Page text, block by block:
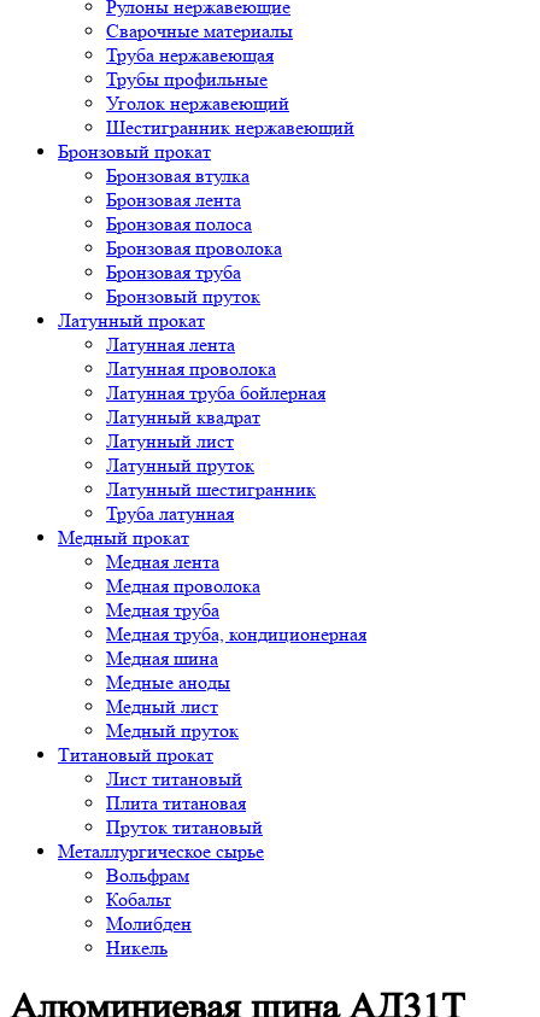
Рулоны нержавеющие
Сварочные материалы
Труба нержавеющая
Трубы профильные
Уголок нержавеющий
Шестигранник нержавеющий
Бронзовый прокат
Бронзовая втулка
Бронзовая лента
Бронзовая полоса
Бронзовая проволока
Бронзовая труба
Бронзовый пруток
Латунный прокат
Латунная лента
Латунная проволока
Латунная труба бойлерная
Латунный квадрат
Латунный лист
Латунный пруток
Латунный шестигранник
Труба латунная
Медный прокат
Медная лента
Медная проволока
Медная труба
Медная труба, кондиционерная
Медная шина
Медные аноды
Медный лист
Медный пруток
Титановый прокат
Лист титановый
Плита титановая
Пруток титановый
Металлургическое сырье
Вольфрам
Кобальт
Молибден
Никель
Алюминиевая шина АД31Т